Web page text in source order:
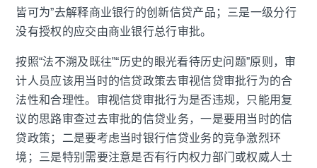
皆可为”去解释商业银行的创新信贷产品；三是一级分行
没有授权的应交由商业银行总行审批。
按照“法不溯及既往”“历史的眼光看待历史问题”原则，审
计人员应该用当时的信贷政策去审视信贷审批行为的合
法性和合理性。审视信贷审批行为是否违规，只能用复
议的思路审查过去审批的信贷业务，一是要用当时的信
贷政策；二是要考虑当时银行信贷业务的竞争激烈环
境；三是特别需要注意是否有行内权力部门或权威人士